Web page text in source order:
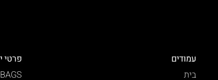
עמודים
בית
פרטי